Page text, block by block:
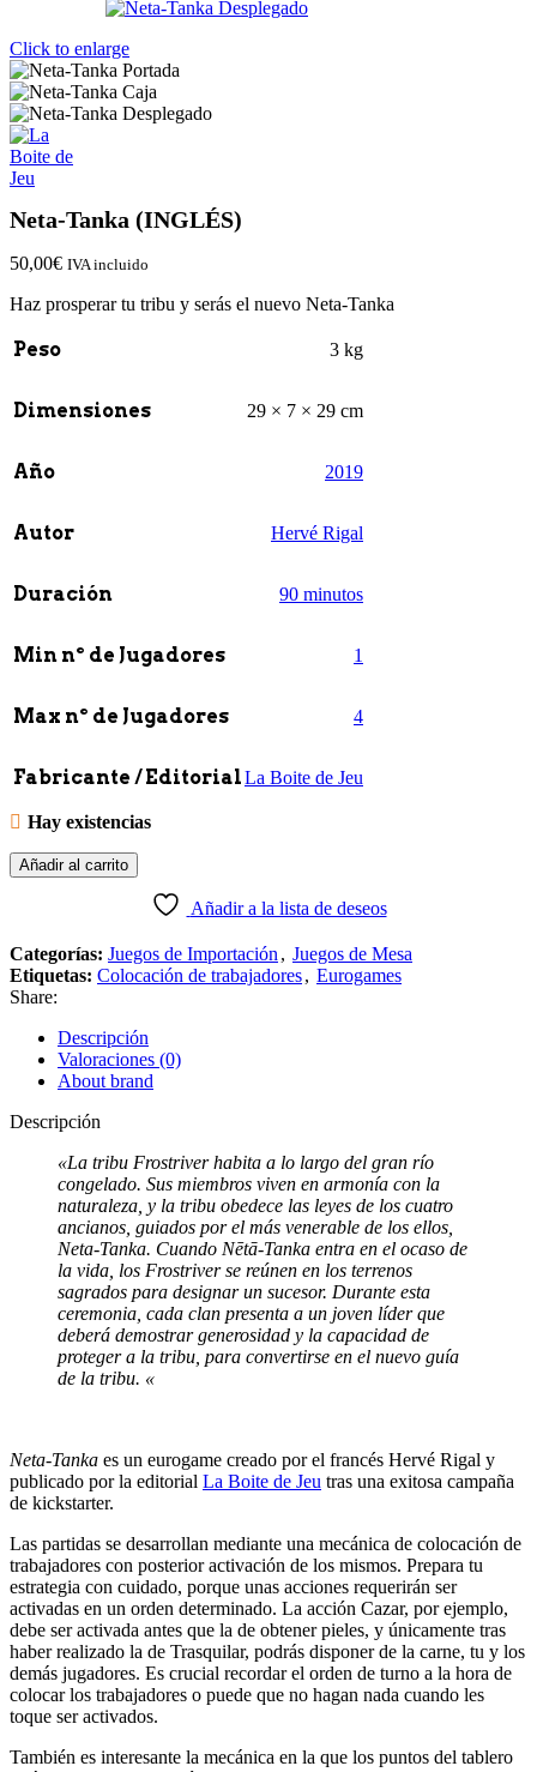
Click to enlarge
Neta-Tanka (INGLÉS)
50,00€ IVA incluido
Haz prosperar tu tribu y serás el nuevo Neta-Tanka
Peso 3 kg
Dimensiones 29 × 7 × 29 cm
Año 2019
Autor Hervé Rigal
Duración 90 minutos
Min nº de Jugadores 1
Max nº de Jugadores 4
Fabricante / EditorialLa Boite de Jeu
Hay existencias
Añadir al carrito
Añadir a la lista de deseos
Categorías: Juegos de Importación , Juegos de Mesa
Etiquetas: Colocación de trabajadores, Eurogames
Share:
Descripción
Valoraciones (0)
About brand
Descripción
«La tribu Frostriver habita a lo largo del gran río
congelado. Sus miembros viven en armonía con la
naturaleza, y la tribu obedece las leyes de los cuatro
ancianos, guiados por el más venerable de los ellos,
Neta-Tanka. Cuando Nētā-Tanka entra en el ocaso de
la vida, los Frostriver se reúnen en los terrenos
sagrados para designar un sucesor. Durante esta
ceremonia, cada clan presenta a un joven líder que
deberá demostrar generosidad y la capacidad de
proteger a la tribu, para convertirse en el nuevo guía
de la tribu. «
Neta-Tanka es un eurogame creado por el francés Hervé Rigal y
publicado por la editorial La Boite de Jeu tras una exitosa campaña
de kickstarter.
Las partidas se desarrollan mediante una mecánica de colocación de
trabajadores con posterior activación de los mismos. Prepara tu
estrategia con cuidado, porque unas acciones requerirán ser
activadas en un orden determinado. La acción Cazar, por ejemplo,
debe ser activada antes que la de obtener pieles, y únicamente tras
haber realizado la de Trasquilar, podrás disponer de la carne, tu y los
demás jugadores. Es crucial recordar el orden de turno a la hora de
colocar los trabajadores o puede que no hagan nada cuando les
toque ser activados.
También es interesante la mecánica en la que los puntos del tablero